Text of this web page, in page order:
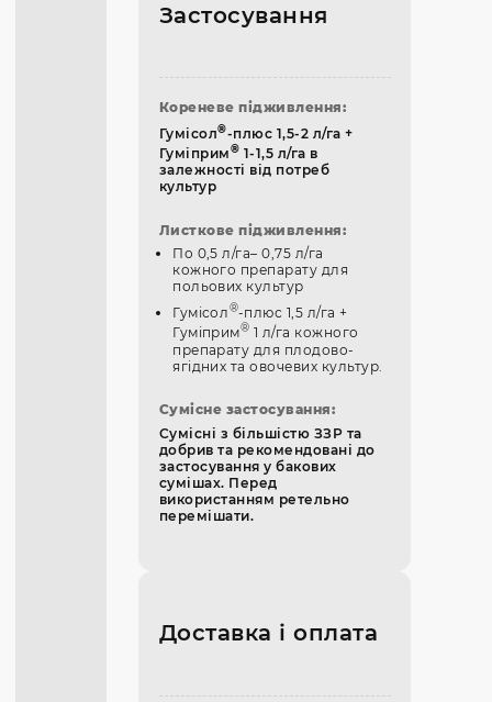
Застосування
Кореневе підживлення:
Гумісол®-плюс 1,5-2 л/га +
Гуміприм® 1-1,5 л/га в
залежності від потреб
культур
Листкове підживлення:
По 0,5 л/га– 0,75 л/га
кожного препарату для
польових культур
Гумісол®-плюс 1,5 л/га +
Гуміприм® 1 л/га кожного
препарату для плодово-
ягідних та овочевих культур.
Сумісне застосування:
Сумісні з більшістю ЗЗР та
добрив та рекомендовані до
застосування у бакових
сумішах. Перед
використанням ретельно
перемішати.
Доставка і оплата